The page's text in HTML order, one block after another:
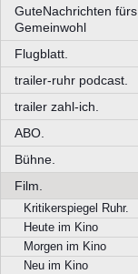
GuteNachrichten fürs
Gemeinwohl
Flugblatt.
trailer-ruhr podcast.
trailer zahl-ich.
ABO.
Bühne.
Film.
Kritikerspiegel Ruhr.
Heute im Kino
Morgen im Kino
Neu im Kino